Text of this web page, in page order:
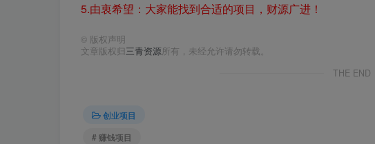
5.由衷希望：大家能找到合适的项目，财源广进！
© 版权声明
文章版权归三青资源所有，未经允许请勿转载。
THE END
创业项目
# 赚钱项目